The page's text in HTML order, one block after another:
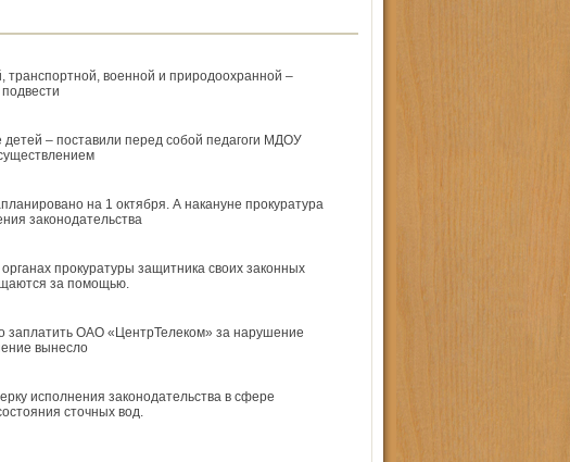
транспортной, военной и природоохранной –
– поставили перед собой педагоги МДОУ
на 1 октября. А накануне прокуратура
законодательства
прокуратуры защитника своих законных
за помощью.
ОАО «ЦентрТелеком» за нарушение
вынесло
исполнения законодательства в сфере
сточных вод.